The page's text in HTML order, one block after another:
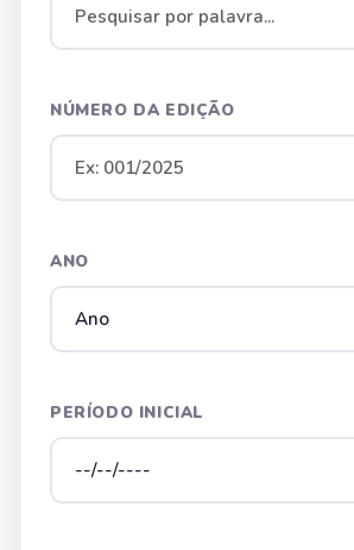
NÚMERO DA EDIÇÃO
ANO
PERÍODO INICIAL